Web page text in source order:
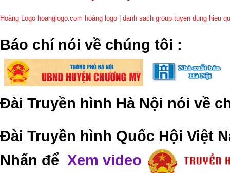
Hoàng Logo hoanglogo.com hoàng logo danh sach group tuyen dung hieu
​Báo chí nói về chúng tôi :
Đài Truyền hình Hà Nội nói về
Đài Truyền hình Quốc Hội Việt
Nhấn để Xem video